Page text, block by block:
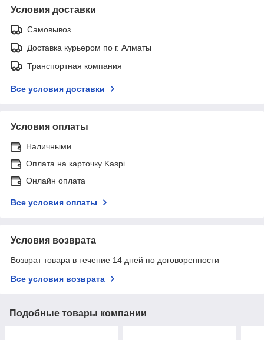
Условия доставки
Самовывоз
Доставка курьером по г. Алматы
Транспортная компания
Все условия доставки
Условия оплаты
Наличными
Оплата на карточку Kaspi
Онлайн оплата
Все условия оплаты
Условия возврата
Возврат товара в течение 14 дней по договоренности
Все условия возврата
Подобные товары компании